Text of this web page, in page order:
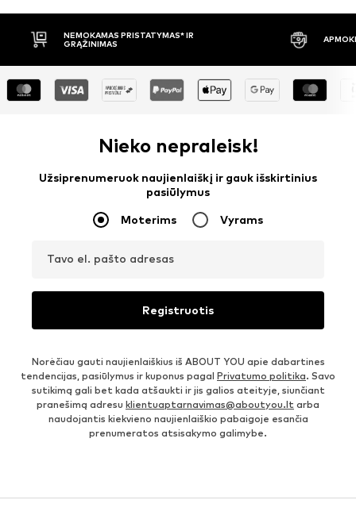
PRISTATYMAS* IR
APMOKĖJIMAS PRISTAČIUS
Nieko nepraleisk!
Užsiprenumeruok naujienlaiškį ir gauk išskirtinius
pasiūlymus
Moterims Vyrams
Tavo el. pašto adresas
Registruotis
Norėčiau gauti naujienlaiškius iš ABOUT YOU apie dabartines
tendencijas, pasiūlymus ir kuponus pagal Privatumo politika. Savo
sutikimą gali bet kada atšaukti ir jis galios ateityje, siunčiant
pranešimą adresu klientuaptarnavimas@aboutyou.lt arba
naudojantis kiekvieno naujienlaiškio pabaigoje esančia
prenumeratos atsisakymo galimybe.